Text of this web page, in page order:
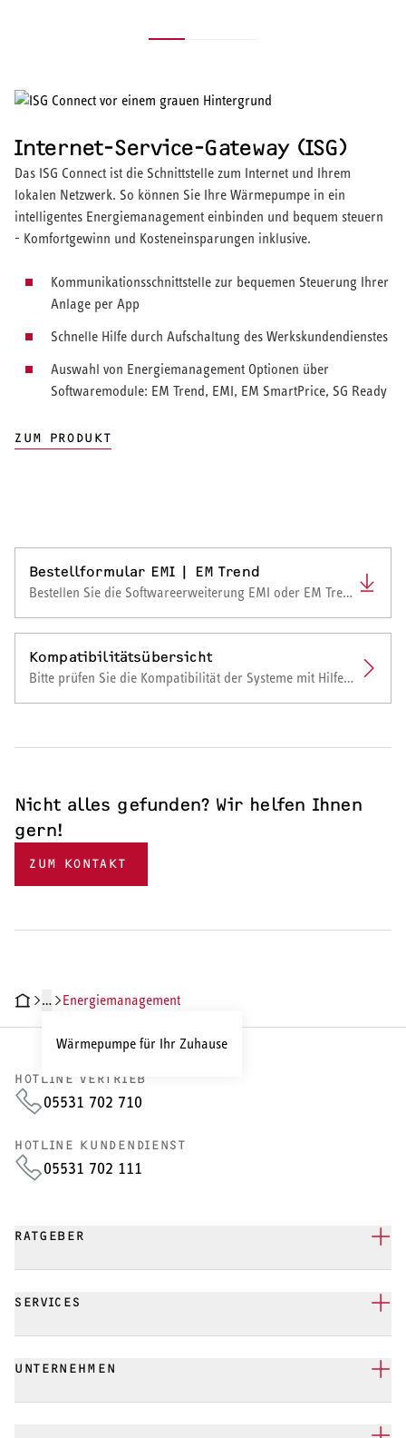
Internet-Service-Gateway (ISG)
Das ISG Connect ist die Schnittstelle zum Internet und Ihrem
lokalen Netzwerk. So können Sie Ihre Wärmepumpe in ein
intelligentes Energiemanagement einbinden und bequem steuern
- Komfortgewinn und Kosteneinsparungen inklusive.
Kommunikationsschnittstelle zur bequemen Steuerung Ihrer
Anlage per App
Schnelle Hilfe durch Aufschaltung des Werkskundendienstes
Auswahl von Energiemanagement Optionen über
Softwaremodule: EM Trend, EMI, EM SmartPrice, SG Ready
ZUM PRODUKT
Bestellformular EMI | EM Trend
Bestellen Sie die Softwareerweiterung EMI oder EM Trend.
Kompatibilitätsübersicht
Bitte prüfen Sie die Kompatibilität der Systeme mit Hilfe unserer Kompatibilitätslisten.
Nicht alles gefunden? Wir helfen Ihnen
gern!
ZUM KONTAKT
…
Wärmepumpe für Ihr Zuhause
Energiemanagement
HOTLINE VERTRIEB
05531 702 710
HOTLINE KUNDENDIENST
05531 702 111
RATGEBER
SERVICES
UNTERNEHMEN